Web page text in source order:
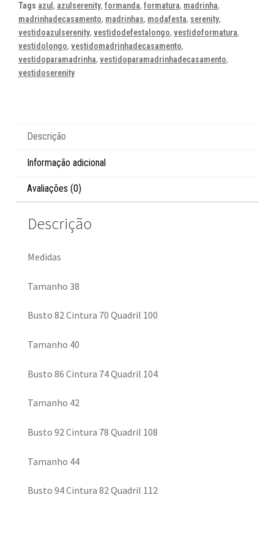
Tags azul , azulserenity, formanda, formatura, madrinha,
madrinhadecasamento, madrinhas, modafesta, serenity,
vestidoazulserenity, vestidodefestalongo, vestidoformatura,
vestidolongo, vestidomadrinhadecasamento,
vestidoparamadrinha, vestidoparamadrinhadecasamento,
vestidoserenity
Descrição
Informação adicional
Avaliações (0)
Descrição
Medidas
Tamanho 38
Busto 82 Cintura 70 Quadril 100
Tamanho 40
Busto 86 Cintura 74 Quadril 104
Tamanho 42
Busto 92 Cintura 78 Quadril 108
Tamanho 44
Busto 94 Cintura 82 Quadril 112